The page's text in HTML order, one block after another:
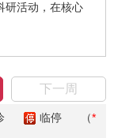
研活动，在核心
下一周
临停 （*